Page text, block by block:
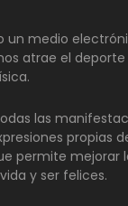
un medio
atrae el deporte
las
propias
permite mejorar
y ser felices.